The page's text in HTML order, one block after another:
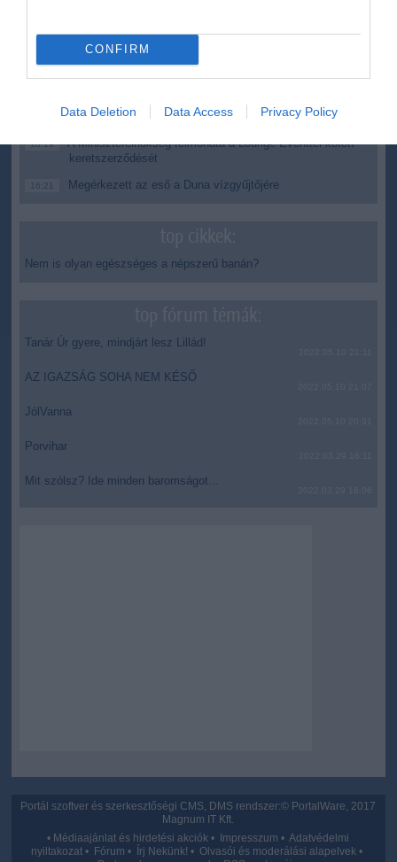
CONFIRM
Data Deletion Data Access Privacy Policy
egy útdíjrendszeres ügylet felülvizsgálata után
22:22
Saját életét is kockára tette a magyar erdész, hogy
megállítsa a tüzet
Második világháborús MG-42 géppuskát emeltek ki a
Dunából - a rendőrség lefoglalta
18:19
A Miniszterelnökség felmondta a Lounge Eventtel kötött
keretszerződését
16:21 Megérkezett az eső a Duna vízgyűjtőjére
Nem is olyan egészséges a népszerű banán?
Tanár Úr gyere, mindjárt lesz Lillád!
AZ IGAZSÁG SOHA NEM KÉSŐ
JólVanna
Porvihar
Mit szólsz? Ide minden baromságot...
Portál szoftver és szerkesztőségi CMS, DMS rendszer:© PortalWare, 2017
Magnum IT Kft.
• Médiaajánlat és hirdetési akciók • Impresszum •Adatvédelmi
nyiltakozat • Fórum • Írj Nekünk! •Olvasói és moderálási alapelvek •